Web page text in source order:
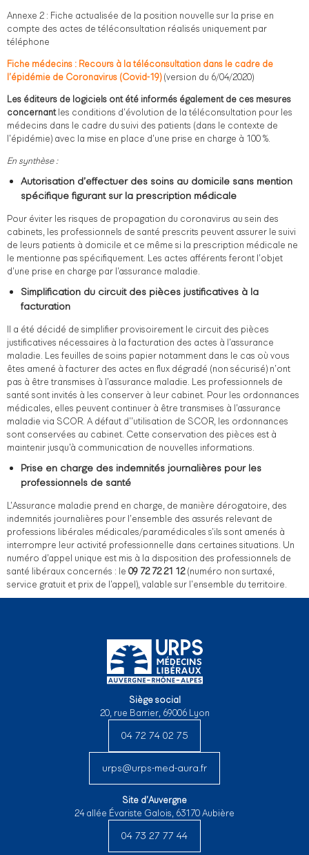
Annexe 2 : Fiche actualisée de la position nouvelle sur la prise en
compte des actes de téléconsultation réalisés uniquement par
téléphone
Fiche médecins : Recours à la téléconsultation dans le cadre de
l’épidémie de Coronavirus (Covid-19)(version du 6/04/2020)
Les éditeurs de logiciels ont été informés également de ces mesures
concernantles conditions d’évolution de la téléconsultation pour les
médecins dans le cadre du suivi des patients (dans le contexte de
l’épidémie) avec la mise en place d’une prise en charge à 100 %.
En synthèse :
Autorisation d’effectuer des soins au domicile sans mention
spécifique figurant sur la prescription médicale
Pour éviter les risques de propagation du coronavirus au sein des
cabinets, les professionnels de santé prescrits peuvent assurer le suivi
de leurs patients à domicile et ce même si la prescription médicale ne
le mentionne pas spécifiquement. Les actes afférents feront l’objet
d’une prise en charge par l’assurance maladie.
Simplification du circuit des pièces justificatives à la
facturation
Il a été décidé de simplifier provisoirement le circuit des pièces
justificatives nécessaires à la facturation des actes à l’assurance
maladie. Les feuilles de soins papier notamment dans le cas où vous
êtes amené à facturer des actes en flux dégradé (non sécurisé) n’ont
pas à être transmises à l’assurance maladie. Les professionnels de
santé sont invités à les conserver à leur cabinet. Pour les ordonnances
médicales, elles peuvent continuer à être transmises à l’assurance
maladie via SCOR. A défaut d’’utilisation de SCOR, les ordonnances
sont conservées au cabinet. Cette conservation des pièces est à
maintenir jusqu’à communication de nouvelles informations.
Prise en charge des indemnités journalières pour les
professionnels de santé
L’Assurance maladie prend en charge, de manière dérogatoire, des
indemnités journalières pour l’ensemble des assurés relevant de
professions libérales médicales/paramédicales s’ils sont amenés à
interrompre leur activité professionnelle dans certaines situations. Un
numéro d’appel unique est mis à la disposition des professionnels de
santé libéraux concernés : le 09 72 72 21 12 (numéro non surtaxé,
service gratuit et prix de l’appel), valable sur l’ensemble du territoire.
Siège social
20, rue Barrier, 69006 Lyon
04 72 74 02 75
urps@urps-med-aura.fr
Site d’Auvergne
24 allée Évariste Galois, 63170 Aubière
04 73 27 77 44